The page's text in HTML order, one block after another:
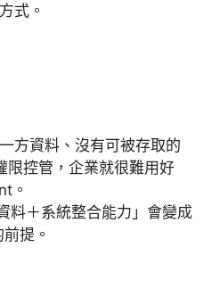
式。
方資料、沒有可被存取的
限控管，企業就很難用好
。
料＋系統整合能力」會變成
提。